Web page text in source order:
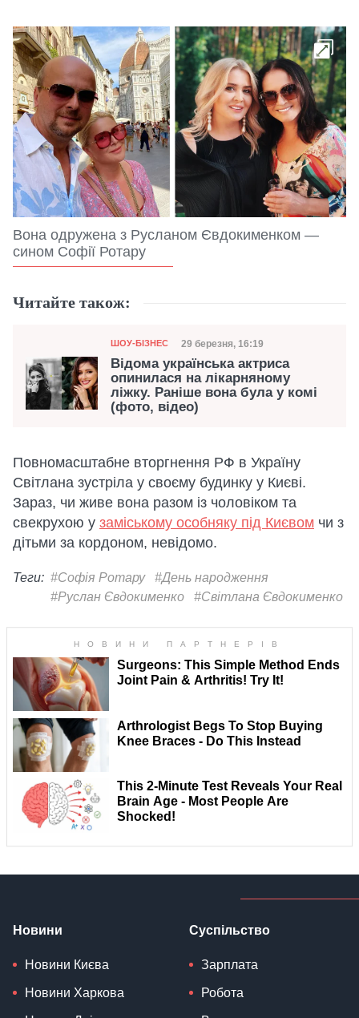
Вона одружена з Русланом Євдокименком —
сином Софії Ротару
Читайте також:
Категорія
ШОУ-БІЗНЕС Дата публікації
29 березня, 16:19
Відома українська актриса
опинилася на лікарняному
ліжку. Раніше вона була у комі
(фото, відео)
Повномасштабне вторгнення РФ в Україну
Світлана зустріла у своєму будинку у Києві.
Зараз, чи живе вона разом із чоловіком та
свекрухою у заміському особняку під Києвом чи з
дітьми за кордоном, невідомо.
Теги: #Софія Ротару
#День народження
#Руслан Євдокименко
#Світлана Євдокименко
Новини
Новини Києва
Новини Харкова
Суспільство
Зарплата
Робота